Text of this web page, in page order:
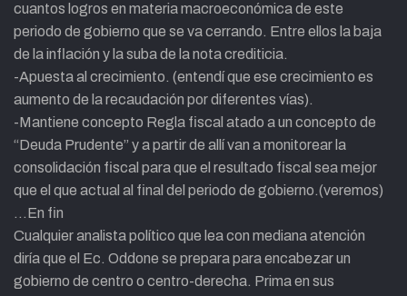
cuantos logros en materia macroeconómica de este
periodo de gobierno que se va cerrando. Entre ellos la baja
de la inflación y la suba de la nota crediticia.
-Apuesta al crecimiento. (entendí que ese crecimiento es
aumento de la recaudación por diferentes vías).
-Mantiene concepto Regla fiscal atado a un concepto de
“Deuda Prudente” y a partir de allí van a monitorear la
consolidación fiscal para que el resultado fiscal sea mejor
que el que actual al final del periodo de gobierno.(veremos)
…En fin
Cualquier analista político que lea con mediana atención
diría que el Ec. Oddone se prepara para encabezar un
gobierno de centro o centro-derecha. Prima en sus